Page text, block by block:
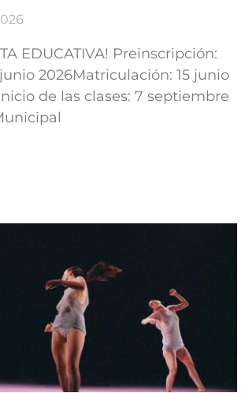
EDUCATIVA! Preinscripción:
2026Matriculación: 15 junio
de las clases: 7 septiembre